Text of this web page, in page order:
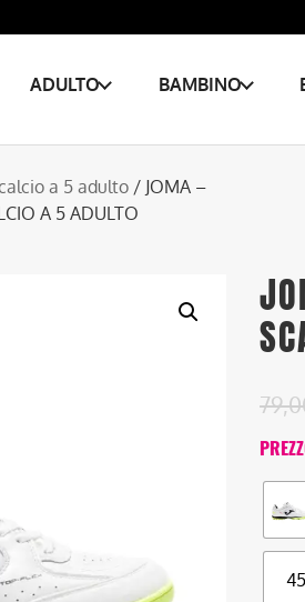
ADULTO BAMBINO
a 5 adulto / JOMA –
A 5 ADULTO
45